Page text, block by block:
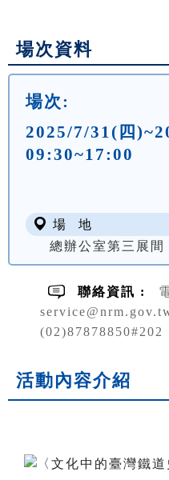
場次資料
場次:
2025/7/31(四
09:30~17:00
場 地
總辦公室第三展間
聯絡資訊 :
活動內容介紹